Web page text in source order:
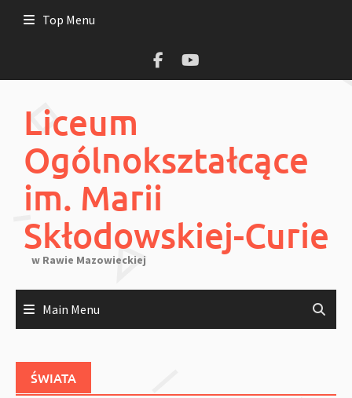
Top Menu
Liceum
Ogólnokształcące
im. Marii
Skłodowskiej-Curie
w Rawie Mazowieckiej
Main Menu
ŚWIATA